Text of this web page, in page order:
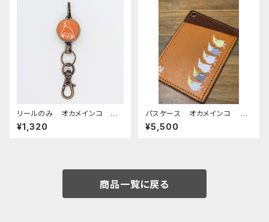
リールのみ オカメインコ モノ
トーン キャメル おかめいん
こ オカメ3兄弟
¥1,320
パスケース オカメインコ キ
ャメル おかめいんこ ぽわん
シリーズ 栃木レザー
¥5,500
商品一覧に戻る